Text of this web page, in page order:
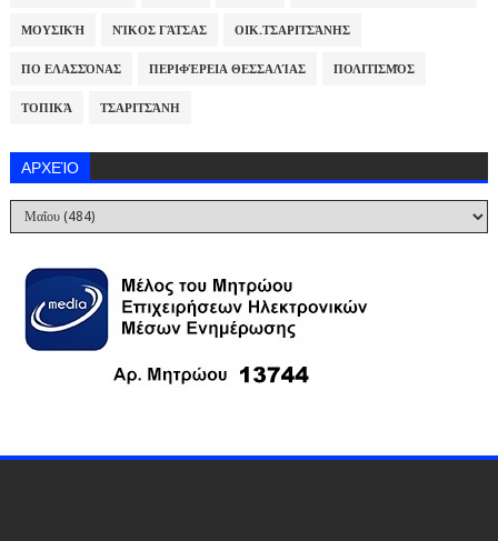
ΜΟΥΣΙΚΉ ΝΊΚΟΣ ΓΆΤΣΑΣ ΟΙΚ.ΤΣΑΡΙΤΣΆΝΗΣ
ΠΟ ΕΛΑΣΣΌΝΑΣ ΠΕΡΙΦΈΡΕΙΑ ΘΕΣΣΑΛΊΑΣ ΠΟΛΙΤΙΣΜΌΣ
ΤΟΠΙΚΆ ΤΣΑΡΙΤΣΆΝΗ
ΑΡΧΕΊΟ